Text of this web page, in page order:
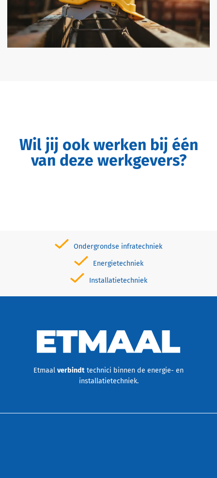
Wil jij ook werken bij één
van deze werkgevers?
Ondergrondse infratechniek
Energietechniek
Installatietechniek
Etmaal verbindt technici binnen de energie- en
installatietechniek.